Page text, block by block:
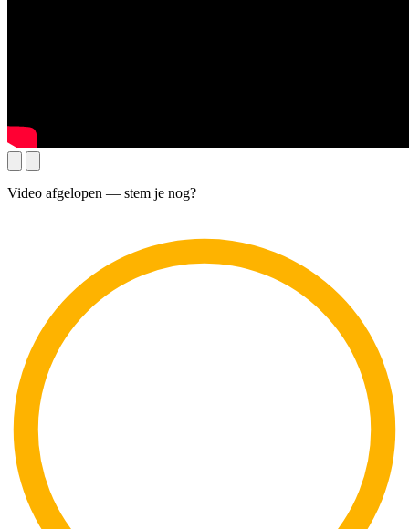
Video afgelopen — stem je nog?